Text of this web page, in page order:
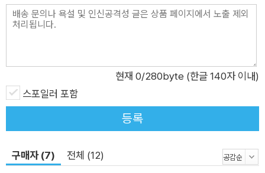
현재 0/280byte (한글 140자 이내)
스포일러 포함
등록
구매자 (7) 전체 (12)